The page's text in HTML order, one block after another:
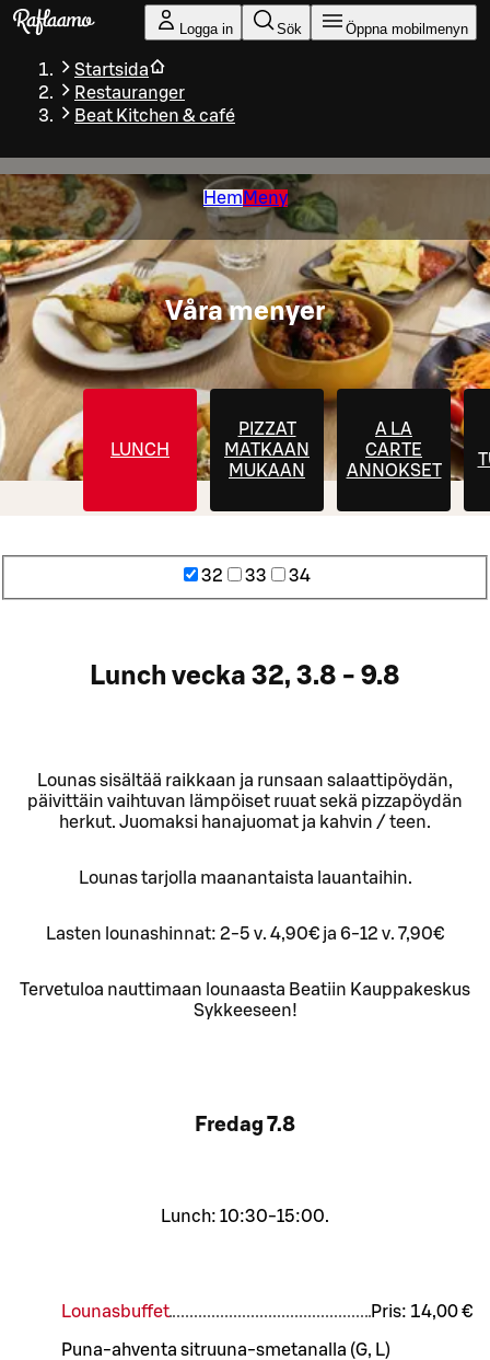
Gå till huvudinnehållet
Logga in Sök Öppna mobilmenyn
Startsida
Restauranger
Beat Kitchen & café
Hem Meny
Våra menyer
LUNCH
PIZZAT
MATKAAN
MUKAAN
A LA
CARTE
ANNOKSET
32 33 34
Lunch vecka 32, 3.8 - 9.8
Lounas sisältää raikkaan ja runsaan salaattipöydän,
päivittäin vaihtuvan lämpöiset ruuat sekä pizzapöydän
herkut. Juomaksi hanajuomat ja kahvin / teen.
Lounas tarjolla maanantaista lauantaihin.
Lasten lounashinnat: 2-5 v. 4,90€ ja 6-12 v. 7,90€
Tervetuloa nauttimaan lounaasta Beatiin Kauppakeskus
Sykkeeseen!
Fredag 7.8
Lunch: 10:30-15:00.
Lounasbuffet Pris: 14,00 €
Puna-ahventa sitruuna-smetanalla (G, L)